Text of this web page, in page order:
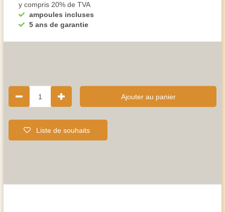
ampoules incluses
5 ans de garantie
y compris 20% de TVA
1 Ajouter au panier
Liste de souhaits